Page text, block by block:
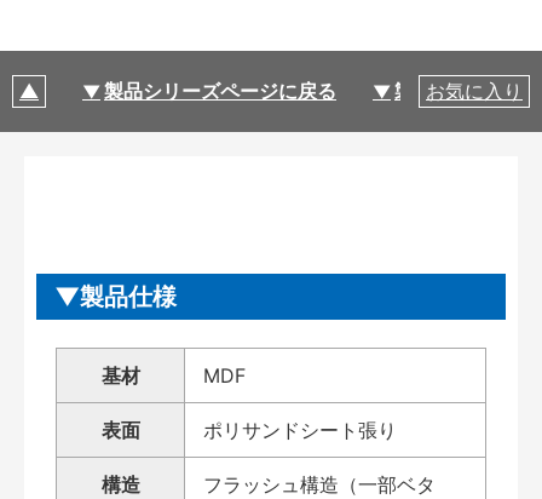
製品シリーズページに戻る 製品仕様
お気に入り
製品仕様
基材 MDF
表面 ポリサンドシート張り
構造
フラッシュ構造（一部ベタ